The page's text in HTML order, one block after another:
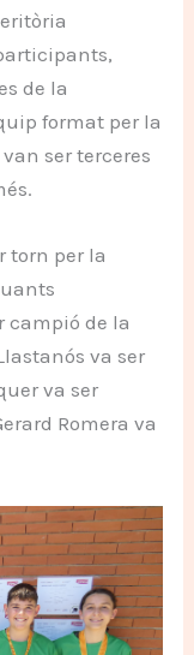
de la
format per la
ser terceres
torn per la
campió de la
va ser
va ser
Romera va